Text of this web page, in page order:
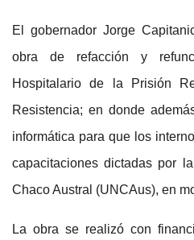
El gobernador Jorge
obra de refacción y
Hospitalario de la Prisión
Resistencia; en donde
informática para que los
capacitaciones dictadas por
Chaco Austral (UNCAus), en
La obra se realizó con